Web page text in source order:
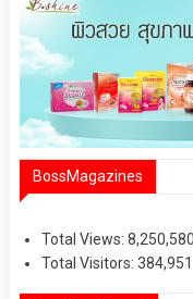
BossMagazines
Total Views: 8,250,580
Total Visitors: 384,951